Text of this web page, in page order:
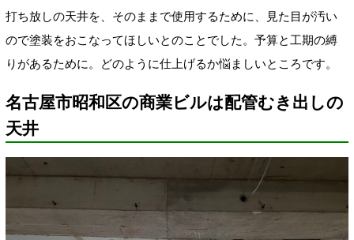
打ち放しの天井を、そのままで使用するために、見た目が汚い
ので塗装をおこなってほしいとのことでした。予算と工期の縛
りがあるために。どのように仕上げるか悩ましいところです。
名古屋市昭和区の商業ビルは配管むき出しの
天井